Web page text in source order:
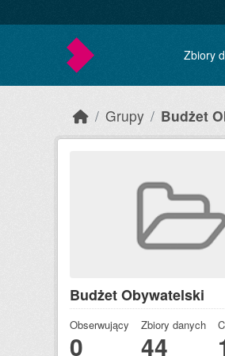
Zbiory
Grupy Budżet
Budżet Obywatelski
Obserwujący
0
Zbiory danych
44